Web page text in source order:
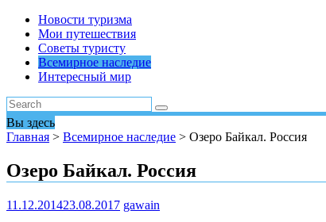
Новости туризма
Мои путешествия
Советы туристу
Всемирное наследие
Интересный мир
Вы здесь
Главная > Всемирное наследие > Озеро Байкал. Россия
Озеро Байкал. Россия
11.12.201423.08.2017 gawain